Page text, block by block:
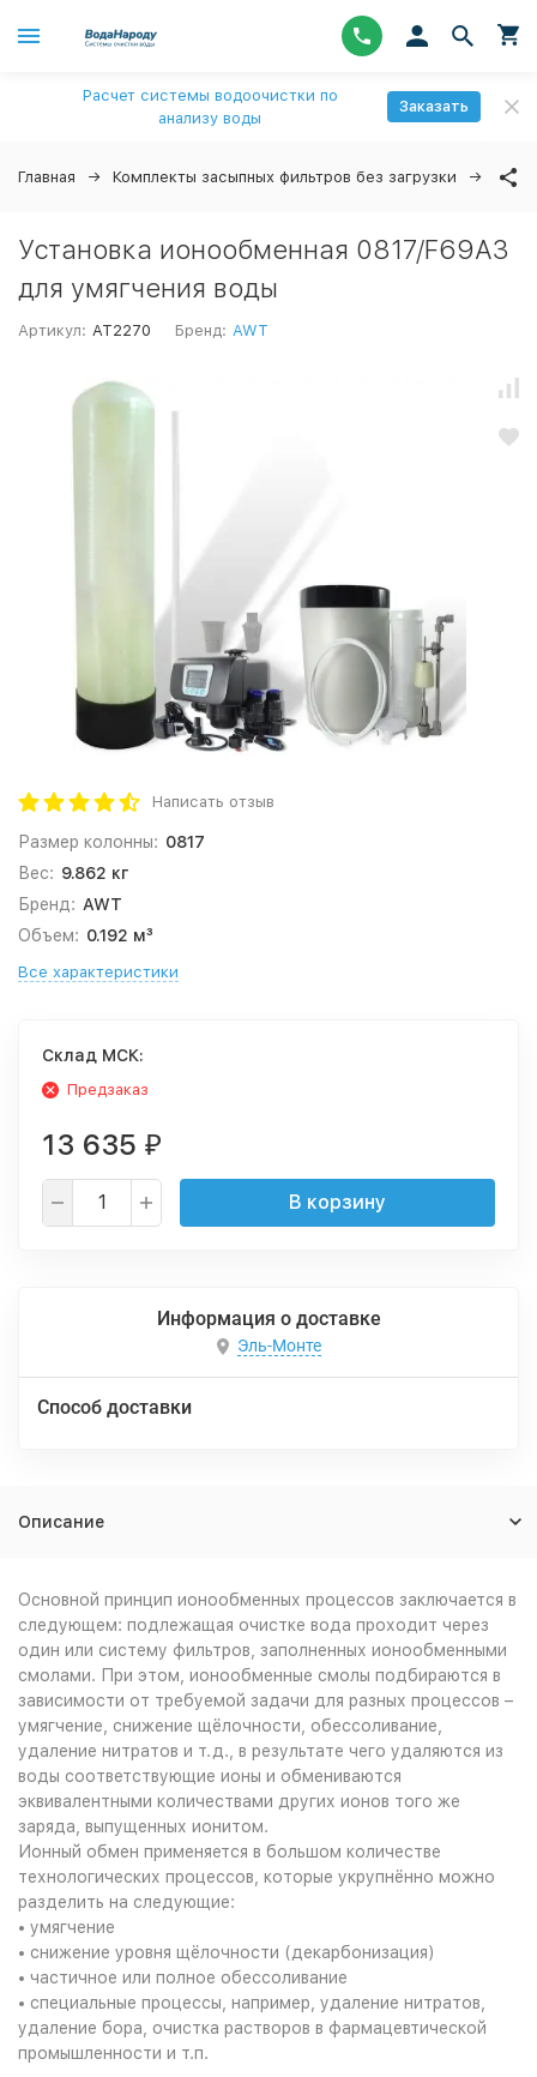
Расчет системы водоочистки по
анализу воды
Заказать
Главная Комплекты засыпных фильтров без загрузки
Установка ионообменная 0817/F69A3
для умягчения воды
Артикул: AT2270 Бренд: AWT
Написать отзыв
Размер колонны: 0817
Вес: 9.862 кг
Бренд: AWT
Объем: 0.192 м³
Все характеристики
Cклад МСК:
Предзаказ
13 635 ₽
В корзину
Информация о доставке
Эль-Монте
Способ доставки
Описание
Основной принцип ионообменных процессов заключается в
следующем: подлежащая очистке вода проходит через
один или систему фильтров, заполненных ионообменными
смолами. При этом, ионообменные смолы подбираются в
зависимости от требуемой задачи для разных процессов –
умягчение, снижение щёлочности, обессоливание,
удаление нитратов и т.д., в результате чего удаляются из
воды соответствующие ионы и обмениваются
эквивалентными количествами других ионов того же
заряда, выпущенных ионитом.
Ионный обмен применяется в большом количестве
технологических процессов, которые укрупнённо можно
разделить на следующие:
• умягчение
• снижение уровня щёлочности (декарбонизация)
• частичное или полное обессоливание
• специальные процессы, например, удаление нитратов,
удаление бора, очистка растворов в фармацевтической
промышленности и т.п.